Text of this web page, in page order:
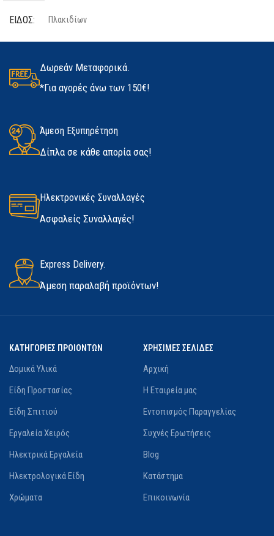
ΕΊΔΟΣ Πλακιδίων
ΚΑΤΑΣΚΕΥΑΣΤΉΣ Kerakoll
ΔΙΑΘΕΣΙΜΌΤΗΤΑ
Δωρεάν Μεταφορικά.
*Για αγορές άνω των 150€!
Άμεση Εξυπηρέτηση
Δίπλα σε κάθε απορία σας!
Ηλεκτρονικές Συναλλαγές
Ασφαλείς Συναλλαγές!
Express Delivery.
Άμεση παραλαβή προϊόντων!
ΚΑΤΗΓΟΡΙΕΣ ΠΡΟΙΟΝΤΩΝ
Δομικά Υλικά
Είδη Προστασίας
Είδη Σπιτιού
Εργαλεία Χειρός
Ηλεκτρικά Εργαλεία
Ηλεκτρολογικά Είδη
Χρώματα
ΧΡΗΣΙΜΕΣ ΣΕΛΙΔΕΣ
Αρχική
Η Εταιρεία μας
Εντοπισμός Παραγγελίας
Συχνές Ερωτήσεις
Blog
Κατάστημα
Επικοινωνία